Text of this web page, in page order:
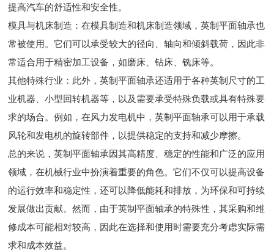
提高汽车的舒适性和安全性。
模具与机床制造：在模具制造和机床制造领域，英制平面轴承也
常被使用。它们可以承受较大的径向、轴向和倾斜载荷，因此非
常适合用于精密加工设备，如磨床、钻床、铣床等。
其他特殊行业：此外，英制平面轴承还适用于各种英制尺寸的工
业机器、小型回转机器等，以及需要承受特殊负载或具有特殊要
求的场合。例如，在风力发电机中，英制平面轴承可以用于承载
风轮和发电机的旋转部件，以提供稳定的支持和减少摩擦。
总的来说，英制平面轴承因其高精度、稳定的性能和广泛的应用
领域，在机械行业中扮演着重要的角色。它们不仅可以提高设备
的运行效率和稳定性，还可以降低能耗和排放，为环保和可持续
发展做出贡献。然而，由于英制平面轴承的特殊性，其采购和维
修成本可能相对较高，因此在选择和使用时需要充分考虑实际需
求和成本效益。